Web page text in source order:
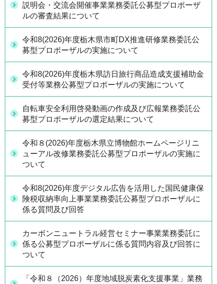
説明会・交流会開催事業業務委託公募型プロポーザ
ルの審査結果について
令和8(2026)年度栃木県市町DX推進研修業務委託公
募型プロポーザルの実施について
令和8(2026)年度栃木県訪日旅行商品造成支援補助金
受付等業務公募型プロポーザルの実施について
自転車安全利用啓発動画の作成及び広報業務委託公
募型プロポーザルの選定結果について
令和８(2026)年度栃木県立博物館ホームページリニ
ューアル改修業務委託公募型プロポーザルの実施に
ついて
令和8(2026)年度デジタル広告を活用した国民健康保
険税収納率向上事業業務委託公募型プロポーザルに
係る質問及び回答
カーボンニュートラル経営セミナー事業業務委託に
係る公募型プロポーザルに係る質問内容及び回答に
ついて
「令和８（2026）年度地域脱炭素化支援事業」業務